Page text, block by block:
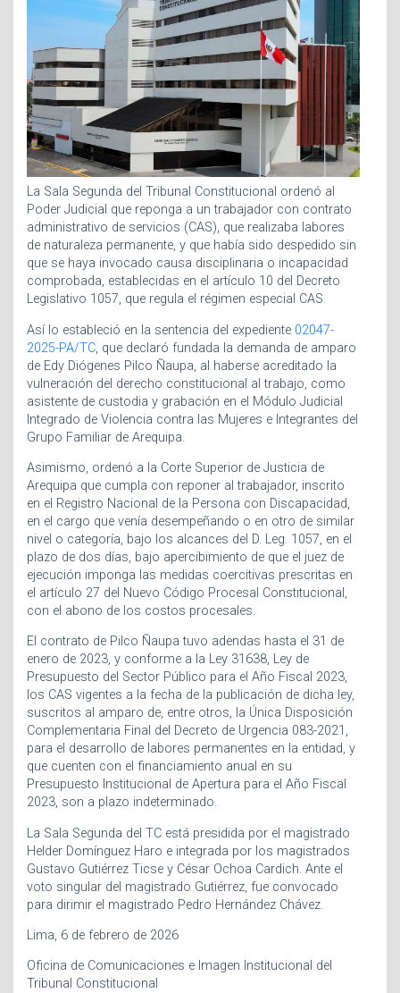
La Sala Segunda del Tribunal Constitucional ordenó al
Poder Judicial que reponga a un trabajador con contrato
administrativo de servicios (CAS), que realizaba labores
de naturaleza permanente, y que había sido despedido sin
que se haya invocado causa disciplinaria o incapacidad
comprobada, establecidas en el artículo 10 del Decreto
Legislativo 1057, que regula el régimen especial CAS.
Así lo estableció en la sentencia del expediente 02047-
2025-PA/TC, que declaró fundada la demanda de amparo
de Edy Diógenes Pilco Ñaupa, al haberse acreditado la
vulneración del derecho constitucional al trabajo, como
asistente de custodia y grabación en el Módulo Judicial
Integrado de Violencia contra las Mujeres e Integrantes del
Grupo Familiar de Arequipa.
Asimismo, ordenó a la Corte Superior de Justicia de
Arequipa que cumpla con reponer al trabajador, inscrito
en el Registro Nacional de la Persona con Discapacidad,
en el cargo que venía desempeñando o en otro de similar
nivel o categoría, bajo los alcances del D. Leg. 1057, en el
plazo de dos días, bajo apercibimiento de que el juez de
ejecución imponga las medidas coercitivas prescritas en
el artículo 27 del Nuevo Código Procesal Constitucional,
con el abono de los costos procesales.
El contrato de Pilco Ñaupa tuvo adendas hasta el 31 de
enero de 2023, y conforme a la Ley 31638, Ley de
Presupuesto del Sector Público para el Año Fiscal 2023,
los CAS vigentes a la fecha de la publicación de dicha ley,
suscritos al amparo de, entre otros, la Única Disposición
Complementaria Final del Decreto de Urgencia 083-2021,
para el desarrollo de labores permanentes en la entidad, y
que cuenten con el financiamiento anual en su
Presupuesto Institucional de Apertura para el Año Fiscal
2023, son a plazo indeterminado.
La Sala Segunda del TC está presidida por el magistrado
Helder Domínguez Haro e integrada por los magistrados
Gustavo Gutiérrez Ticse y César Ochoa Cardich. Ante el
voto singular del magistrado Gutiérrez, fue convocado
para dirimir el magistrado Pedro Hernández Chávez.
Lima, 6 de febrero de 2026
Oficina de Comunicaciones e Imagen Institucional del
Tribunal Constitucional